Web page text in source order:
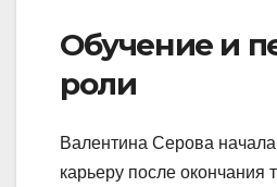
Обучение и
роли
Валентина Серова
карьеру после окончания